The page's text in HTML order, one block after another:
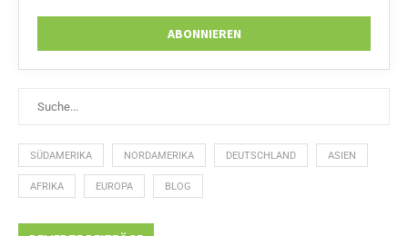
SÜDAMERIKA NORDAMERIKA DEUTSCHLAND ASIEN
AFRIKA EUROPA BLOG